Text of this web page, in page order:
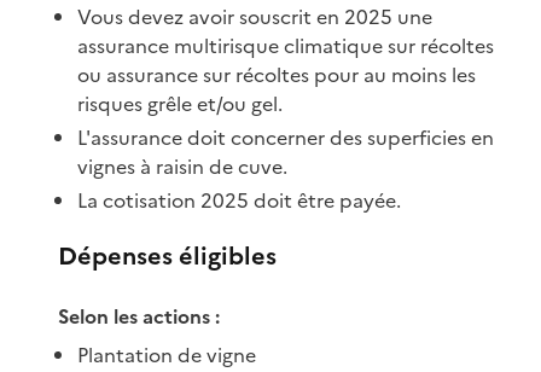
Vous devez avoir souscrit en 2025 une
assurance multirisque climatique sur récoltes
ou assurance sur récoltes pour au moins les
risques grêle et/ou gel.
L'assurance doit concerner des superficies en
vignes à raisin de cuve.
La cotisation 2025 doit être payée.
Dépenses éligibles
Selon les actions :
Plantation de vigne